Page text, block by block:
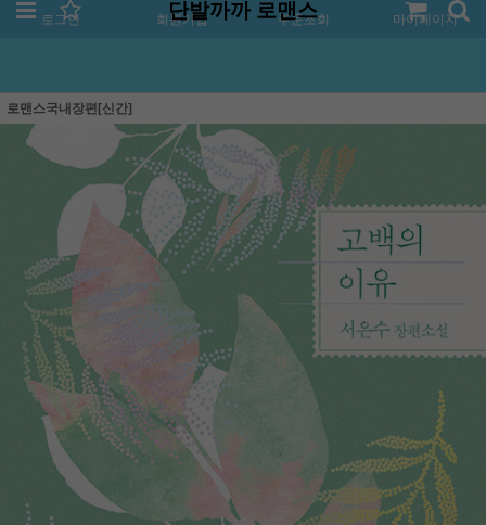
로그인 회원가입 주문조회 마이페이지
단발까까 로맨스
로맨스국내장편[신간]